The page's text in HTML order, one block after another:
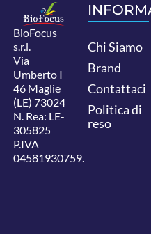
BioFocus
s.r.l.
Via
Umberto I
46 Maglie
(LE) 73024
N. Rea: LE-
305825
P.IVA
04581930759.
Chi Siamo
Brand
Contattaci
Politica di
reso